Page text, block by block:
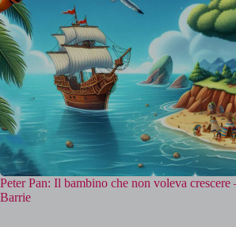
Peter Pan: Il bambino che non voleva crescere
Barrie